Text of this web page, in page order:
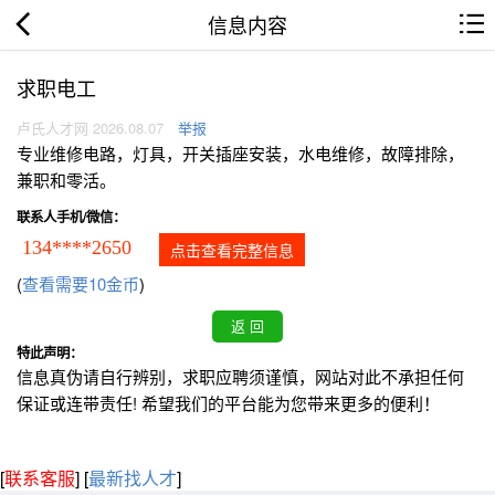
信息内容
求职电工
卢氏人才网 2026.08.07 举报
专业维修电路，灯具，开关插座安装，水电维修，故障排除，
兼职和零活。
联系人手机/微信：
134****2650 点击查看完整信息
(查看需要10金币)
特此声明：
信息真伪请自行辨别，求职应聘须谨慎，网站对此不承担任何
保证或连带责任! 希望我们的平台能为您带来更多的便利！
[联系客服] [最新找人才]